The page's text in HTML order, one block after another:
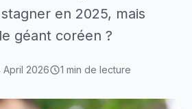
en 2025, mais
géant coréen ?
April 2026 1 min de lecture